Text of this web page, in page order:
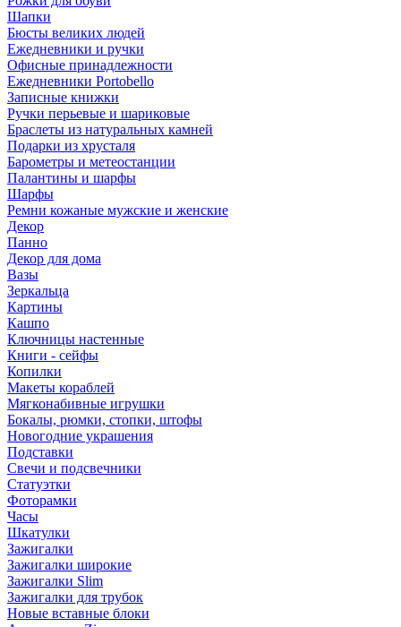
Шапки
Бюсты великих людей
Ежедневники и ручки
Офисные принадлежности
Ежедневники Portobello
Записные книжки
Ручки перьевые и шариковые
Браслеты из натуральных камней
Подарки из хрусталя
Барометры и метеостанции
Палантины и шарфы
Шарфы
Ремни кожаные мужские и женские
Декор
Панно
Декор для дома
Вазы
Зеркальца
Картины
Кашпо
Ключницы настенные
Книги - сейфы
Копилки
Макеты кораблей
Мягконабивные игрушки
Бокалы, рюмки, стопки, штофы
Новогодние украшения
Подставки
Свечи и подсвечники
Статуэтки
Фоторамки
Часы
Шкатулки
Зажигалки
Зажигалки широкие
Зажигалки Slim
Зажигалки для трубок
Новые вставные блоки